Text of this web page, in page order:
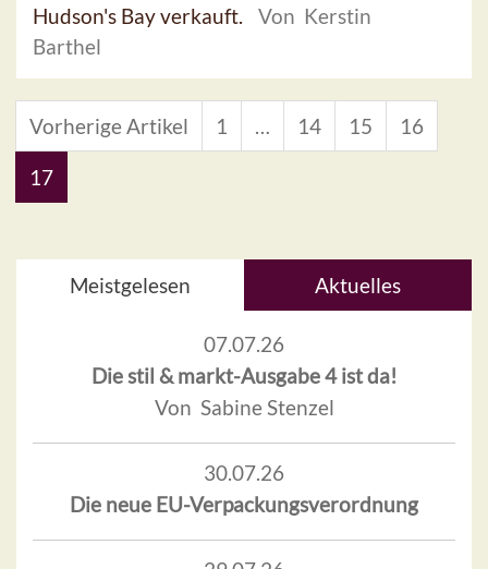
Hudson's Bay verkauft.
Von Kerstin
Barthel
Vorherige Artikel 1 14 15 16
17
Meistgelesen Aktuelles
07.07.26
Die stil & markt-Ausgabe 4 ist da!
Von Sabine Stenzel
30.07.26
Die neue EU-Verpackungsverordnung